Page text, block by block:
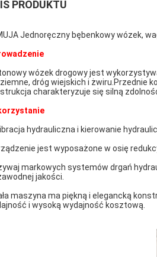
PRODUKTU
Jednoręczny bębenkowy wózek,
wózek drogowy jest
dróg wiejskich i żwiru.Przednie
charakteryzuje się silną
hydrauliczna i kierowanie
jest wyposażone w osię
markowych systemów drgań
jakości.
maszyna ma piękną i elegancką
i wysoką wydajność kosztową.